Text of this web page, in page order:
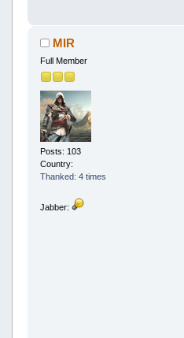
MIR
Full Member
Posts: 103
Country:
Thanked: 4 times
Jabber: